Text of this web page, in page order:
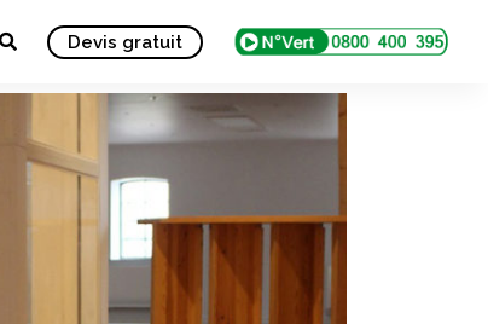
Devis gratuit